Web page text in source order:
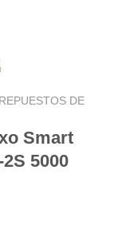
REPUESTOS DE
Smart
5000